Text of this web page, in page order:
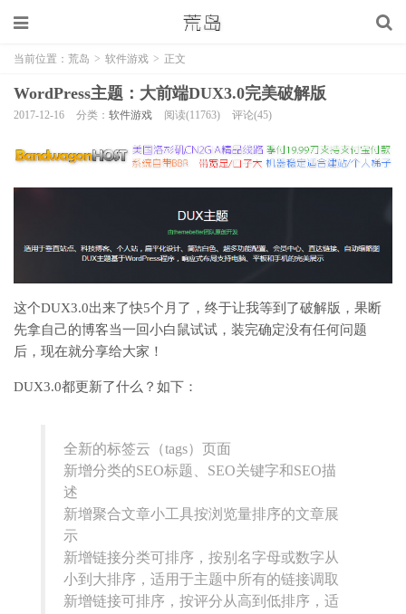
当前位置： 荒岛 > 软件游戏 > 正文
WordPress主题：大前端DUX3.0完美破解版
2017-12-16 分类： 软件游戏 阅读(11763) 评论(45)
这个DUX3.0出来了快5个月了，终于让我等到了破解版，果断
先拿自己的博客当一回小白鼠试试，装完确定没有任何问题
后，现在就分享给大家！
DUX3.0都更新了什么？如下：
全新的标签云（tags）页面
新增分类的SEO标题、SEO关键字和SEO描
述
新增聚合文章小工具按浏览量排序的文章展
示
新增链接分类可排序，按别名字母或数字从
小到大排序，适用于主题中所有的链接调取
新增链接可排序，按评分从高到低排序，适